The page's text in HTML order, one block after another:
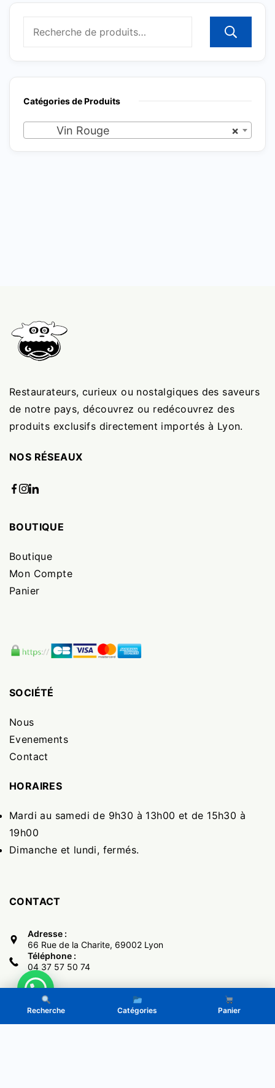
Catégories de Produits
×
Vin Rouge
Restaurateurs, curieux ou nostalgiques des saveurs
de notre pays, découvrez ou redécouvrez des
produits exclusifs directement importés à Lyon.
NOS RÉSEAUX
BOUTIQUE
Boutique
Mon Compte
Panier
SOCIÉTÉ
Nous
Evenements
Contact
HORAIRES
Mardi au samedi de 9h30 à 13h00 et de 15h30 à
19h00
Dimanche et lundi, fermés.
CONTACT
Adresse :
66 Rue de la Charite, 69002 Lyon
Téléphone :
04 37 57 50 74
Copyright © 2017 - El Monumental- Powered by LeGone.eu
Recherche Catégories Panier